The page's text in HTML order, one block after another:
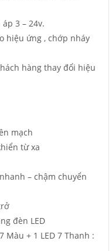
3 – 24v.
hiệu ứng , chớp nháy
hàng thay đổi hiệu
mạch
từ xa
– chậm chuyển
đèn LED
Màu + 1 LED 7 Thanh :